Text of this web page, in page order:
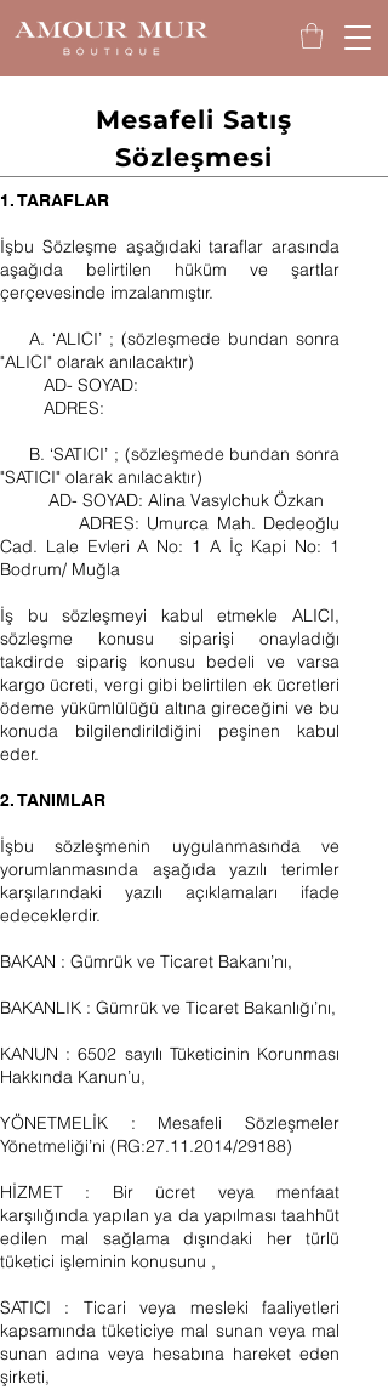
Mesafeli Satış
Sözleşmesi
1. TARAFLAR
İşbu Sözleşme aşağıdaki taraflar arasında
aşağıda belirtilen hüküm ve şartlar
çerçevesinde imzalanmıştır.
A. ‘ALICI’ ; (sözleşmede bundan sonra
"ALICI" olarak anılacaktır)
AD- SOYAD:
ADRES:
B. ‘SATICI’ ; (sözleşmede bundan sonra
"SATICI" olarak anılacaktır)
AD- SOYAD: Alina Vasylchuk Özkan
ADRES: Umurca Mah. Dedeoğlu
Cad. Lale Evleri A No: 1 A İç Kapi No: 1
Bodrum/ Muğla
İş bu sözleşmeyi kabul etmekle ALICI,
sözleşme konusu siparişi onayladığı
takdirde sipariş konusu bedeli ve varsa
kargo ücreti, vergi gibi belirtilen ek ücretleri
ödeme yükümlülüğü altına gireceğini ve bu
konuda bilgilendirildiğini peşinen kabul
eder.
2. TANIMLAR
İşbu sözleşmenin uygulanmasında ve
yorumlanmasında aşağıda yazılı terimler
karşılarındaki yazılı açıklamaları ifade
edeceklerdir.
BAKAN : Gümrük ve Ticaret Bakanı’nı,
BAKANLIK : Gümrük ve Ticaret Bakanlığı’nı,
KANUN : 6502 sayılı Tüketicinin Korunması
Hakkında Kanun’u,
YÖNETMELİK : Mesafeli Sözleşmeler
Yönetmeliği’ni (RG:27.11.2014/29188)
HİZMET : Bir ücret veya menfaat
karşılığında yapılan ya da yapılması taahhüt
edilen mal sağlama dışındaki her türlü
tüketici işleminin konusunu ,
SATICI : Ticari veya mesleki faaliyetleri
kapsamında tüketiciye mal sunan veya mal
sunan adına veya hesabına hareket eden
şirketi,